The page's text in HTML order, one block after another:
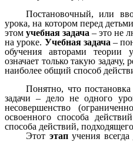
Постановочный, или
урока, на котором перед
этом учебная задача – это не
на уроке. Учебная задача –
обучения авторами теории
означает только такую
наиболее общий способ
Понятно, что
задачи – дело не одного
несовершенство
освоенного способа
способа действий,
Этот этапучения